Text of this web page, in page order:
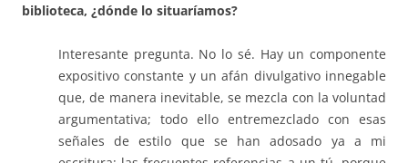
biblioteca, ¿dónde lo situaríamos?
Interesante pregunta. No lo sé. Hay un componente
expositivo constante y un afán divulgativo innegable
que, de manera inevitable, se mezcla con la voluntad
argumentativa; todo ello entremezclado con esas
señales de estilo que se han adosado ya a mi